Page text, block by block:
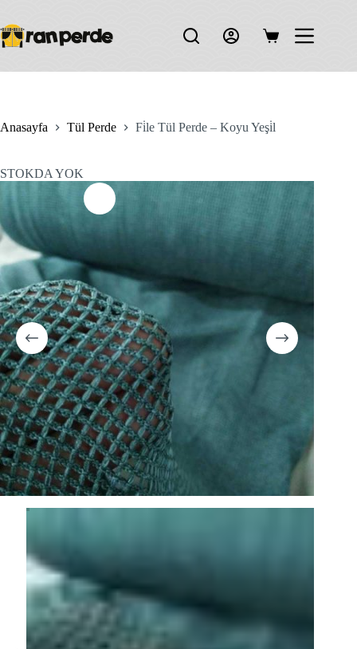
content
Shopping
Anasayfa Tül Perde Fi̇le Tül Perde – Koyu Yeşi̇l
STOKDA YOK